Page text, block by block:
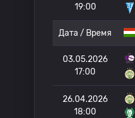
19:00
Дата / Время
03.05.2026
17:00
26.04.2026
18:00